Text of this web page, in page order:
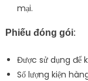
mại.
Phiếu đóng gói:
Được sử dụng để
Số lượng kiện